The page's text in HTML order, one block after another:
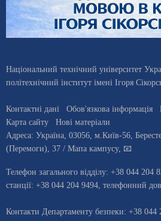
Національний технічний університет
політехнічний інститут імені Ігоря
Контактні дані Обов'язкова інформація
Карта сайту
Нові матеріали
Адреса: Україна, 03056, м.Київ-56,
(Перемоги), 37 / Мапа кампусу, 📧
Телефон загального відділу: +38 044 204
станцiї: +38 044 204 9494, телефонний
Контакти Департаменту безпеки: +38